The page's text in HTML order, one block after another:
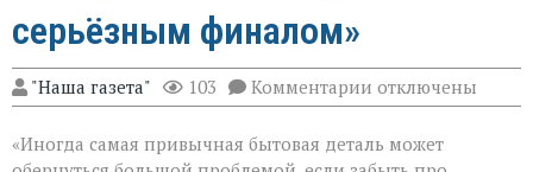
серьёзным финалом»
"Наша газета" 103 Комментарии к
записи
как
повод
отключены
«Иногда самая привычная бытовая деталь может